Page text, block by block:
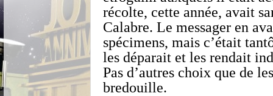
récolte, cette année, avait
Calabre. Le messager en
spécimens, mais c’était
les déparait et les rendait
Pas d’autres choix que de
bredouille.